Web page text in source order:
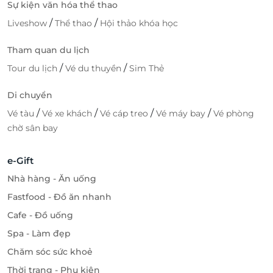
Sự kiện văn hóa thể thao
Liveshow /Thể thao / Hội thảo khóa học
Tham quan du lịch
Tour du lịch /Vé du thuyền /Sim Thẻ
Di chuyển
Vé tàu /Vé xe khách /Vé cáp treo /Vé máy bay /Vé phòng
chờ sân bay
e-Gift
Nhà hàng - Ăn uống
Fastfood - Đồ ăn nhanh
Cafe - Đồ uống
Spa - Làm đẹp
Chăm sóc sức khoẻ
Thời trang - Phụ kiện